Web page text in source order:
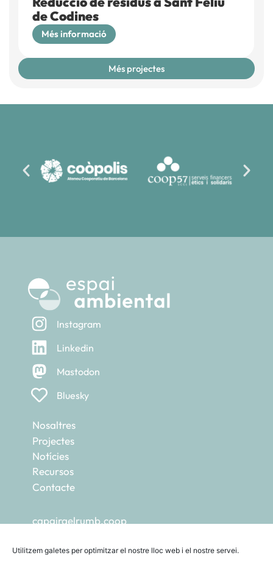
Utilitzem galetes per optimitzar el nostre lloc web i el nostre servei.
de Codines
Més informació
Més projectes
Instagram
Linkedin
Mastodon
Bluesky
Nosaltres
Projectes
Notícies
Recursos
Contacte
capgiraelrumb.coop
escoladetransicions.coop